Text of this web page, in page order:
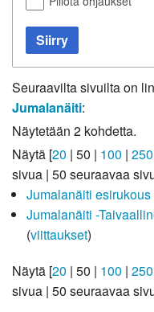
Siirry
Seuraavilta sivuilta on
Jumalanäiti:
Näytetään 2 kohdetta.
Näytä [20 | 50 | 100 | 250
sivua | 50 seuraavaa
Jumalanäiti esirukous
Jumalanäiti -
(viittaukset)
Näytä [20 | 50 | 100 | 250
sivua | 50 seuraavaa